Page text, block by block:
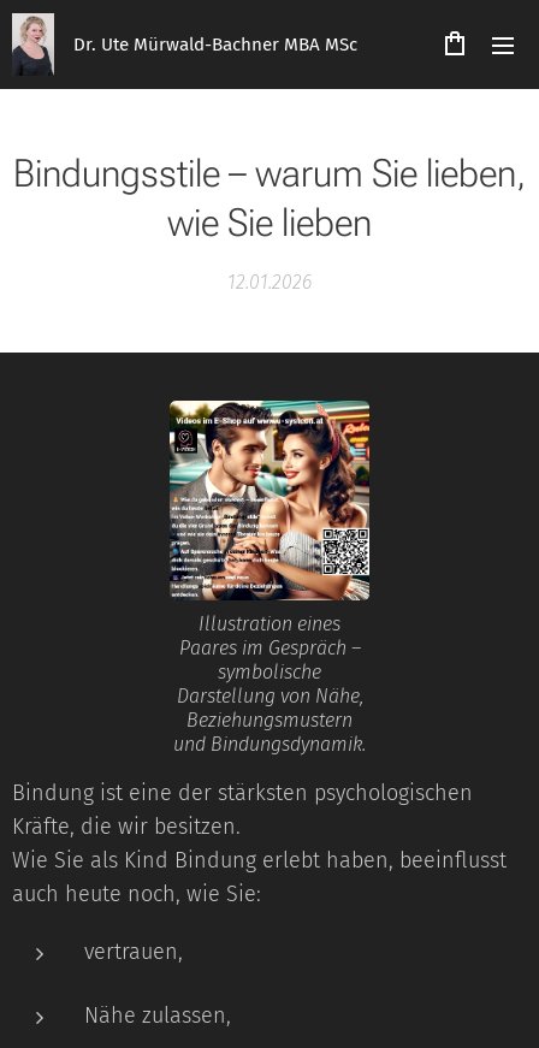
Dr. Ute Mürwald-Bachner MBA MSc
Bindungsstile – warum Sie lieben,
wie Sie lieben
12.01.2026
Illustration eines
Paares im Gespräch –
symbolische
Darstellung von Nähe,
Beziehungsmustern
und Bindungsdynamik.
Bindung ist eine der stärksten psychologischen
Kräfte, die wir besitzen.
Wie Sie als Kind Bindung erlebt haben, beeinflusst
auch heute noch, wie Sie:
vertrauen,
Nähe zulassen,